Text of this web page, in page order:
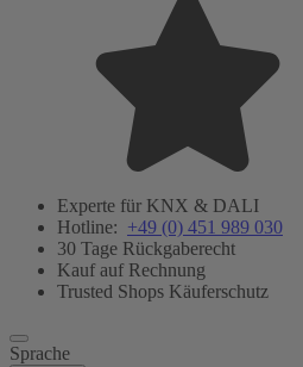
Experte für KNX & DALI
Hotline: +49 (0) 451 989 030
30 Tage Rückgaberecht
Kauf auf Rechnung
Trusted Shops Käuferschutz
Sprache